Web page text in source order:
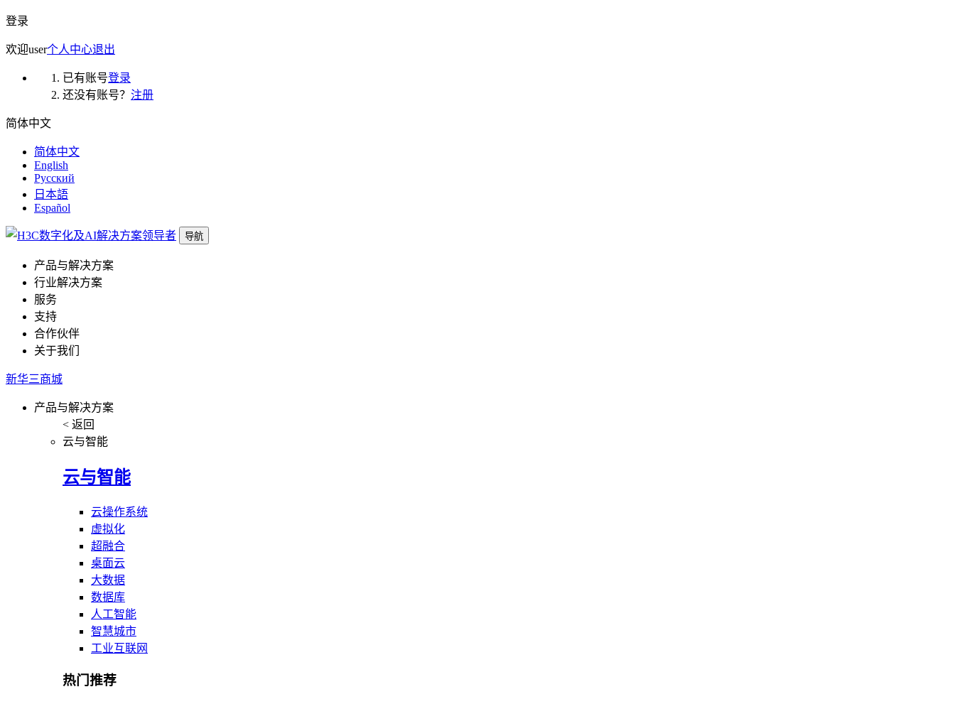
登录
欢迎user个人中心退出
已有账号登录
还没有账号？ 注册
简体中文
简体中文
English
Русский
日本語
Español
导航
产品与解决方案
行业解决方案
服务
支持
合作伙伴
关于我们
新华三商城
产品与解决方案
< 返回
云与智能
云与智能
云操作系统
虚拟化
超融合
桌面云
大数据
数据库
人工智能
智慧城市
工业互联网
热门推荐